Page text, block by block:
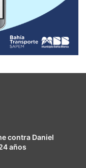
contra Daniel
años